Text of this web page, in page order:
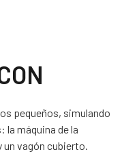
pequeños, simulando
máquina de la
vagón cubierto.